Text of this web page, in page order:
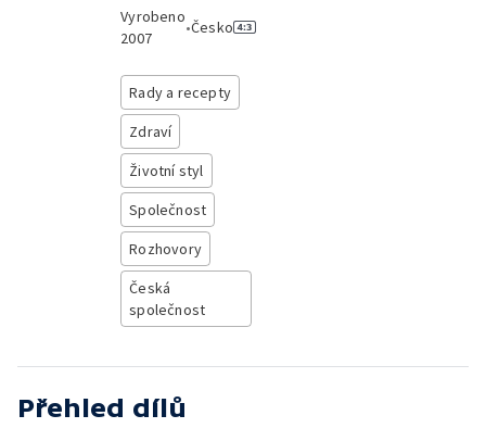
Vyrobeno
2007
•Česko
Rady a recepty
Zdraví
Životní styl
Společnost
Rozhovory
Česká
společnost
Přehled dílů